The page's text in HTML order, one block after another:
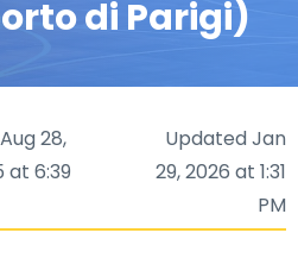
di Parigi)
Aug 28,
at 6:39
Updated Jan
29, 2026 at 1:31
PM